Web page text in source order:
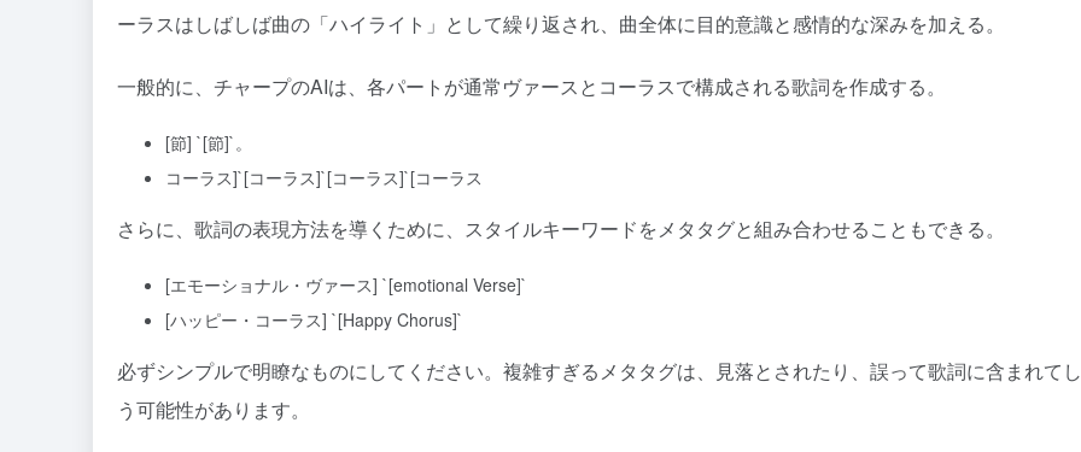
ーラスはしばしば曲の「ハイライト」として繰り返され、曲全体に目的意識と感情的な深みを加える。
一般的に、チャープのAIは、各パートが通常ヴァースとコーラスで構成される歌詞を作成する。
[節] `[節]`。
コーラス]`[コーラス]`[コーラス]`[コーラス
さらに、歌詞の表現方法を導くために、スタイルキーワードをメタタグと組み合わせることもできる。
[エモーショナル・ヴァース] `[emotional Verse]`
[ハッピー・コーラス] `[Happy Chorus]`
必ずシンプルで明瞭なものにしてください。複雑すぎるメタタグは、見落とされたり、誤って歌詞に含まれて
う可能性があります。